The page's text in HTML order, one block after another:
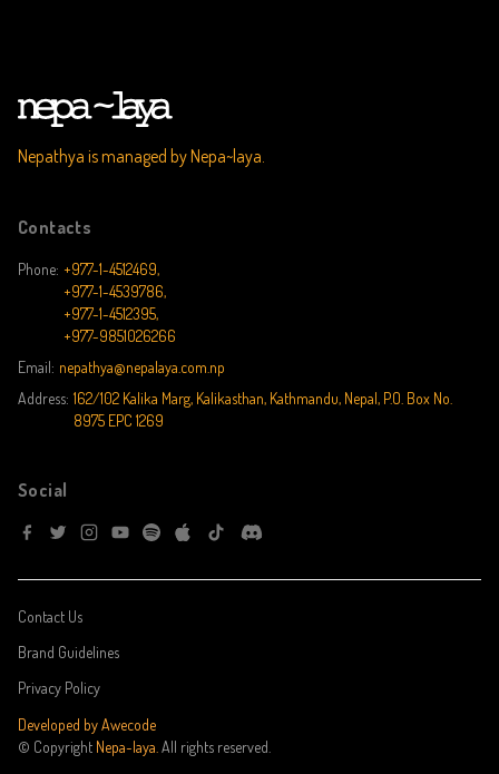
Nepathya is managed by Nepa~laya.
Contacts
Phone: +977-1-4512469,
+977-1-4539786,
+977-1-4512395,
+977-9851026266
Email: nepathya@nepalaya.com.np
Address: 162/102 Kalika Marg, Kalikasthan, Kathmandu, Nepal, P.O. Box No.
8975 EPC 1269
Social
© Copyright Nepa~laya. All rights reserved.
Developed by Awecode
Contact Us
Brand Guidelines
Privacy Policy